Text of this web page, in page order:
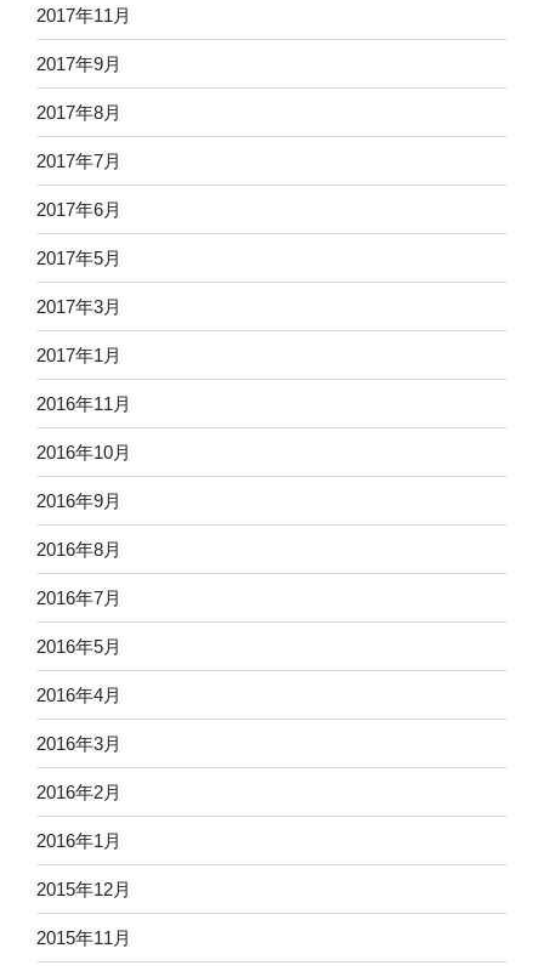
2017年11月
2017年9月
2017年8月
2017年7月
2017年6月
2017年5月
2017年3月
2017年1月
2016年11月
2016年10月
2016年9月
2016年8月
2016年7月
2016年5月
2016年4月
2016年3月
2016年2月
2016年1月
2015年12月
2015年11月